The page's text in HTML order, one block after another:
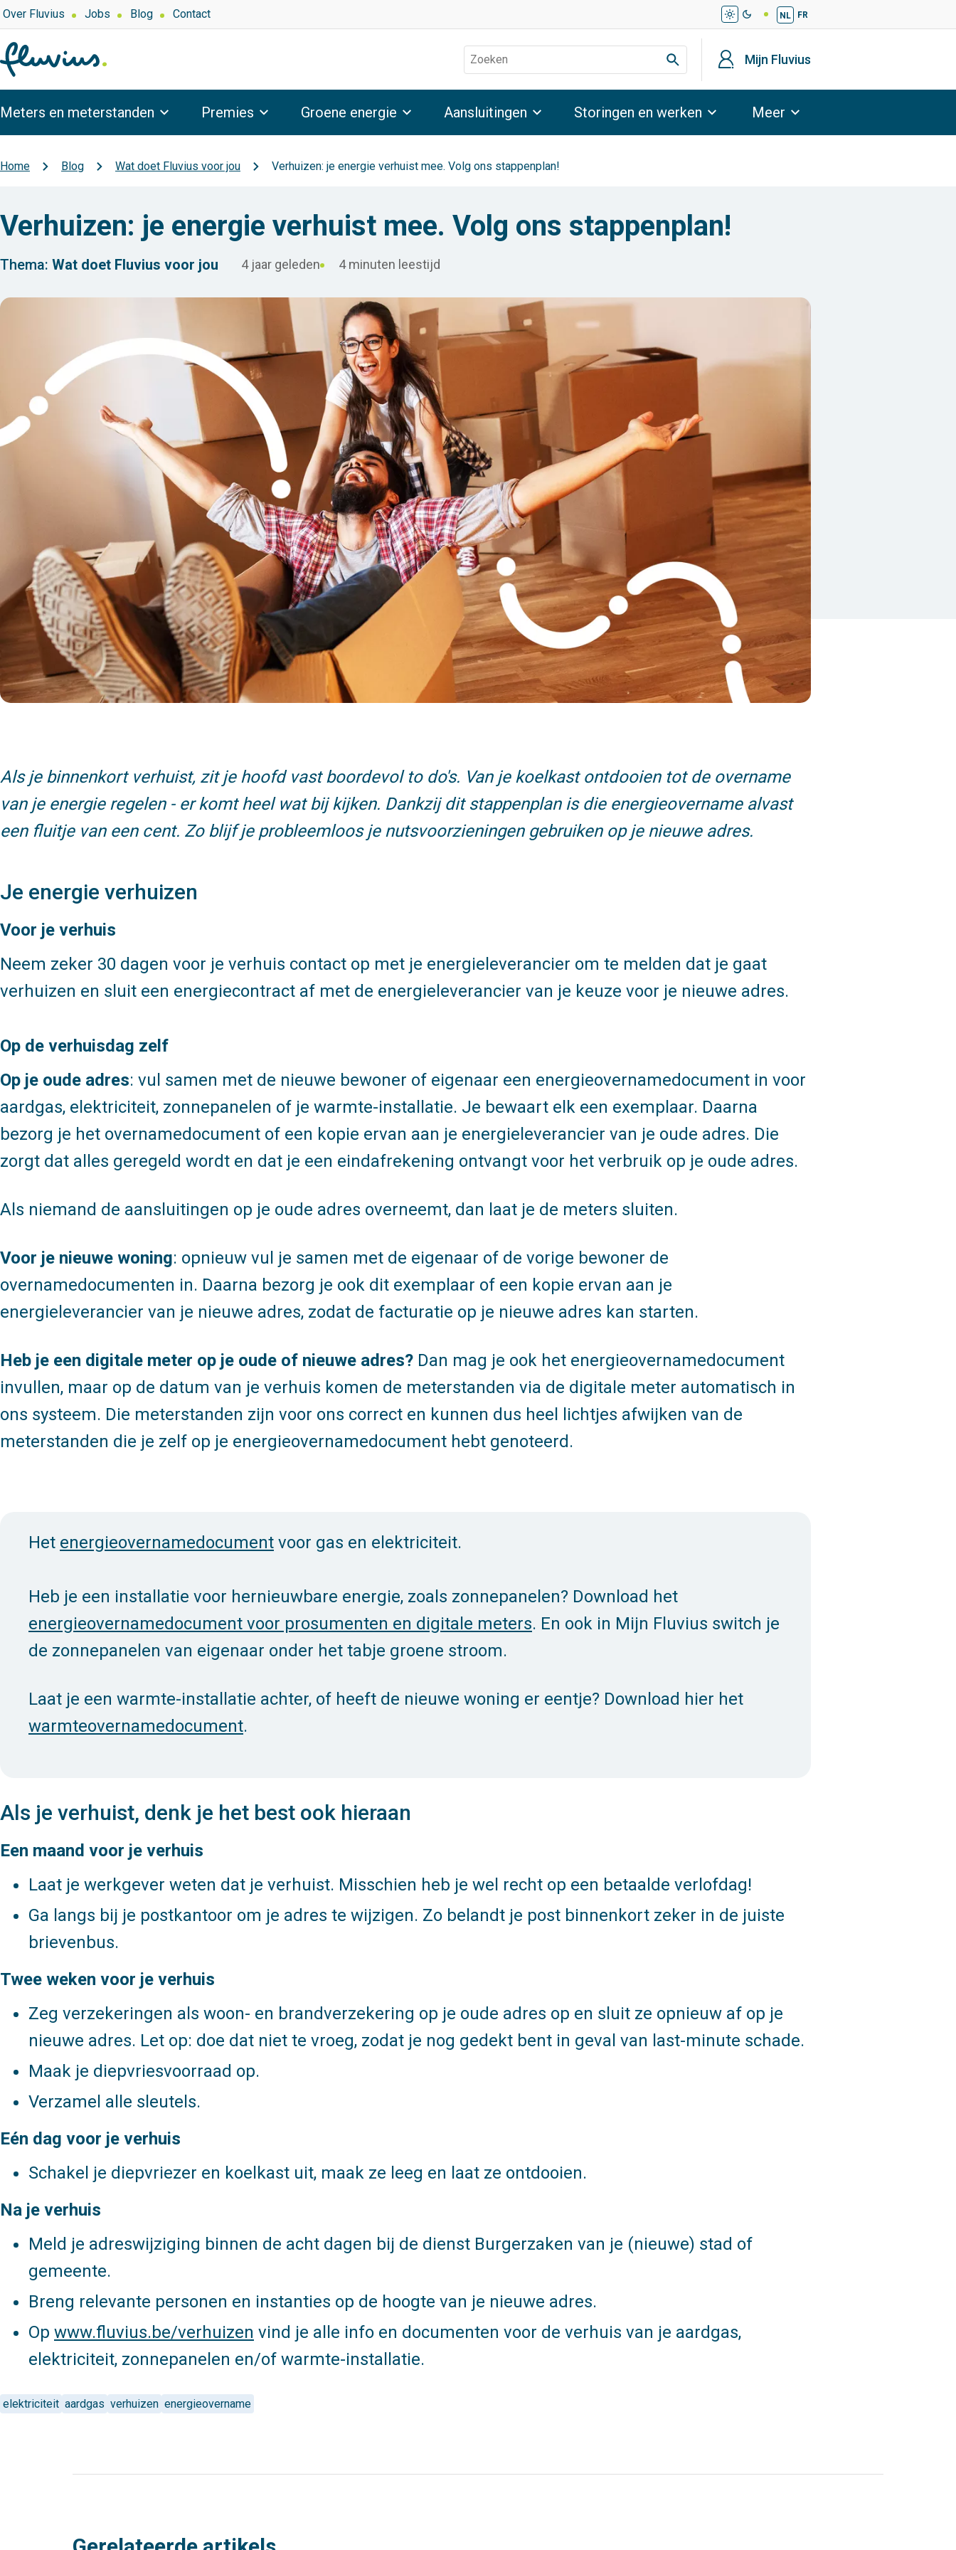
Overslaan
en
naar
de
inhoud
gaan
Top
navigation
Over Fluvius Jobs Blog Contact light_mode dark_mode NL FR
Zoeken profiel Mijn Fluvius
Meters en meterstanden Premies Groene energie Aansluitingen Storingen en werken Meer
Kruimelpad
Home Blog Wat doet Fluvius voor jou Verhuizen: je energie verhuist mee. Volg ons stappenplan!
Verhuizen: je energie verhuist mee. Volg ons stappenplan!
Thema: Wat doet Fluvius voor jou 4 jaar geleden 4 minuten leestijd
Als je binnenkort verhuist, zit je hoofd vast boordevol to do's. Van je koelkast ontdooien tot de overname
van je energie regelen - er komt heel wat bij kijken. Dankzij dit stappenplan is die energieovername alvast
een fluitje van een cent. Zo blijf je probleemloos je nutsvoorzieningen gebruiken op je nieuwe adres.
Je energie verhuizen
Voor je verhuis
Neem zeker 30 dagen voor je verhuis contact op met je energieleverancier om te melden dat je gaat
verhuizen en sluit een energiecontract af met de energieleverancier van je keuze voor je nieuwe adres.
Op de verhuisdag zelf
Op je oude adres: vul samen met de nieuwe bewoner of eigenaar een energieovernamedocument in voor
aardgas, elektriciteit, zonnepanelen of je warmte-installatie. Je bewaart elk een exemplaar. Daarna
bezorg je het overnamedocument of een kopie ervan aan je energieleverancier van je oude adres. Die
zorgt dat alles geregeld wordt en dat je een eindafrekening ontvangt voor het verbruik op je oude adres.
Als niemand de aansluitingen op je oude adres overneemt, dan laat je de meters sluiten.
Voor je nieuwe woning: opnieuw vul je samen met de eigenaar of de vorige bewoner de
overnamedocumenten in. Daarna bezorg je ook dit exemplaar of een kopie ervan aan je
energieleverancier van je nieuwe adres, zodat de facturatie op je nieuwe adres kan starten.
Heb je een digitale meter op je oude of nieuwe adres? Dan mag je ook het energieovernamedocument
invullen, maar op de datum van je verhuis komen de meterstanden via de digitale meter automatisch in
ons systeem. Die meterstanden zijn voor ons correct en kunnen dus heel lichtjes afwijken van de
meterstanden die je zelf op je energieovernamedocument hebt genoteerd.
Het energieovernamedocument voor gas en elektriciteit.
Heb je een installatie voor hernieuwbare energie, zoals zonnepanelen? Download het
energieovernamedocument voor prosumenten en digitale meters. En ook in Mijn Fluvius switch je
de zonnepanelen van eigenaar onder het tabje groene stroom.
Laat je een warmte-installatie achter, of heeft de nieuwe woning er eentje? Download hier het
warmteovernamedocument.
Als je verhuist, denk je het best ook hieraan
Een maand voor je verhuis
Laat je werkgever weten dat je verhuist. Misschien heb je wel recht op een betaalde verlofdag!
Ga langs bij je postkantoor om je adres te wijzigen. Zo belandt je post binnenkort zeker in de juiste
brievenbus.
Twee weken voor je verhuis
Zeg verzekeringen als woon- en brandverzekering op je oude adres op en sluit ze opnieuw af op je
nieuwe adres. Let op: doe dat niet te vroeg, zodat je nog gedekt bent in geval van last-minute schade.
Maak je diepvriesvoorraad op.
Verzamel alle sleutels.
Eén dag voor je verhuis
Schakel je diepvriezer en koelkast uit, maak ze leeg en laat ze ontdooien.
Na je verhuis
Meld je adreswijziging binnen de acht dagen bij de dienst Burgerzaken van je (nieuwe) stad of
gemeente.
Breng relevante personen en instanties op de hoogte van je nieuwe adres.
Op www.fluvius.be/verhuizen vind je alle info en documenten voor de verhuis van je aardgas,
elektriciteit, zonnepanelen en/of warmte-installatie.
elektriciteit aardgas verhuizen energieovername